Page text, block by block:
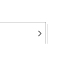
の避難先と
がイランへ